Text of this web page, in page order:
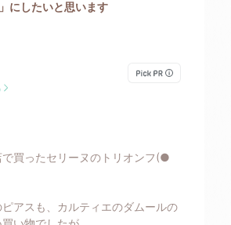
にしたいと思います
買ったセリーヌのトリオンフ(●
アスも、カルティエのダムールの